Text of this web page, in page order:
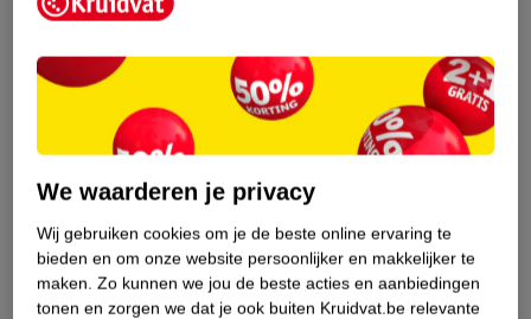
Dit product heeft (nog) geen Nature
Impact Score.
Meer informatie
Bestel & Bezorginformatie
We waarderen je privacy
Wij gebruiken cookies om je de beste online ervaring te
bieden en om onze website persoonlijker en makkelijker te
maken. Zo kunnen we jou de beste acties en aanbiedingen
tonen en zorgen we dat je ook buiten Kruidvat.be relevante